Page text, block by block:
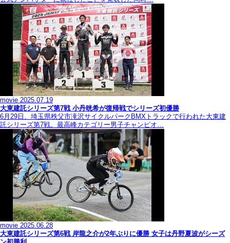
movie 2025.07.19
大東建託シリーズ第7戦 ⼩丹晄希が復帰戦でシリーズ初優勝
6月29日、埼玉県秩父市滝沢サイクルパークBMXトラックで行われた大東建
託シリーズ第7戦。最高峰カテゴリー男子チャンピオ…
movie 2025.06.28
大東建託シリーズ第6戦 岸龍之介が2年ぶりに優勝 女子は丹野夏波がシーズ